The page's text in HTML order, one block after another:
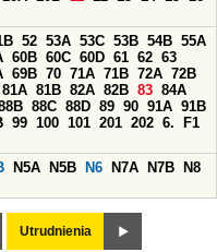
52 53A 53C 53B 54B 55A
60B 60C 60D 61 62 63
69B 70 71A 71B 72A 72B
81A 81B 82A 82B 83 84A
88C 88D 89 90 91A 91B
99 100 101 201 202 6.
F1
N5A N5B N6 N7A N7B
N8
Utrudnienia